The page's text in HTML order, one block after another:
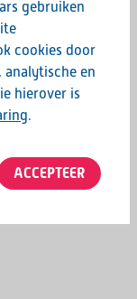
gebruiken
cookies door
analytische en
hierover is
.
ACCEPTEER